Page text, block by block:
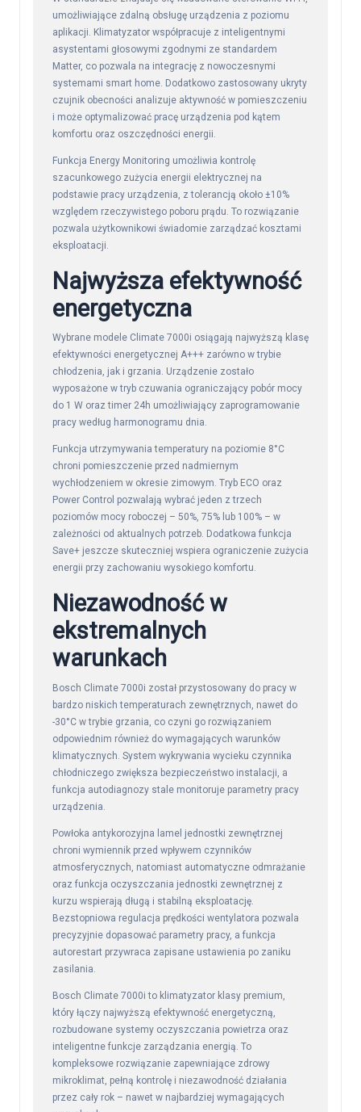
umożliwiające zdalną obsługę urządzenia z poziomu
aplikacji. Klimatyzator współpracuje z inteligentnymi
asystentami głosowymi zgodnymi ze standardem
Matter, co pozwala na integrację z nowoczesnymi
systemami smart home. Dodatkowo zastosowany ukryty
czujnik obecności analizuje aktywność w pomieszczeniu
i może optymalizować pracę urządzenia pod kątem
komfortu oraz oszczędności energii.
Funkcja Energy Monitoring umożliwia kontrolę
szacunkowego zużycia energii elektrycznej na
podstawie pracy urządzenia, z tolerancją około ±10%
względem rzeczywistego poboru prądu. To rozwiązanie
pozwala użytkownikowi świadomie zarządzać kosztami
eksploatacji.
Najwyższa efektywność
energetyczna
Wybrane modele Climate 7000i osiągają najwyższą klasę
efektywności energetycznej A+++ zarówno w trybie
chłodzenia, jak i grzania. Urządzenie zostało
wyposażone w tryb czuwania ograniczający pobór mocy
do 1 W oraz timer 24h umożliwiający zaprogramowanie
pracy według harmonogramu dnia.
Funkcja utrzymywania temperatury na poziomie 8°C
chroni pomieszczenie przed nadmiernym
wychłodzeniem w okresie zimowym. Tryb ECO oraz
Power Control pozwalają wybrać jeden z trzech
poziomów mocy roboczej – 50%, 75% lub 100% – w
zależności od aktualnych potrzeb. Dodatkowa funkcja
Save+ jeszcze skuteczniej wspiera ograniczenie zużycia
energii przy zachowaniu wysokiego komfortu.
Niezawodność w
ekstremalnych
warunkach
Bosch Climate 7000i został przystosowany do pracy w
bardzo niskich temperaturach zewnętrznych, nawet do
-30°C w trybie grzania, co czyni go rozwiązaniem
odpowiednim również do wymagających warunków
klimatycznych. System wykrywania wycieku czynnika
chłodniczego zwiększa bezpieczeństwo instalacji, a
funkcja autodiagnozy stale monitoruje parametry pracy
urządzenia.
Powłoka antykorozyjna lamel jednostki zewnętrznej
chroni wymiennik przed wpływem czynników
atmosferycznych, natomiast automatyczne odmrażanie
oraz funkcja oczyszczania jednostki zewnętrznej z
kurzu wspierają długą i stabilną eksploatację.
Bezstopniowa regulacja prędkości wentylatora pozwala
precyzyjnie dopasować parametry pracy, a funkcja
autorestart przywraca zapisane ustawienia po zaniku
zasilania.
Bosch Climate 7000i to klimatyzator klasy premium,
który łączy najwyższą efektywność energetyczną,
rozbudowane systemy oczyszczania powietrza oraz
inteligentne funkcje zarządzania energią. To
kompleksowe rozwiązanie zapewniające zdrowy
mikroklimat, pełną kontrolę i niezawodność działania
przez cały rok – nawet w najbardziej wymagających